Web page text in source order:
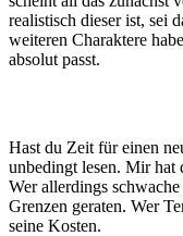
realistisch dieser ist, sei
weiteren Charaktere
absolut passt.
Hast du Zeit für einen
unbedingt lesen. Mir hat
Wer allerdings
Grenzen geraten. Wer
seine Kosten.